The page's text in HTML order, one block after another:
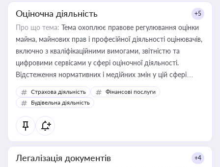
Оціночна діяльність +5
Про що тема: Тема охоплює правове регулювання оцінки
майна, майнових прав і професійної діяльності оцінювачів,
включно з кваліфікаційними вимогами, звітністю та
цифровими сервісами у сфері оціночної діяльності.
Відстеження нормативних і медійних змін у цій сфері
корисне для власника бізнесу, керівника, юриста або
бухгалтера під час оподаткування, приватизації, оренди
державного майна, корпоративних угод і перевірки
статусу суб'єктів оціночної діяльності
Страхова діяльність
Фінансові послуги
Будівельна діяльність
Легалізація документів +4